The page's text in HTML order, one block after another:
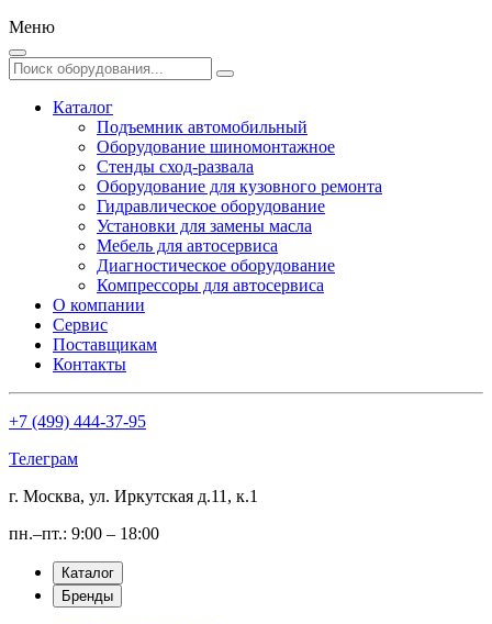
Меню
Каталог
Подъемник автомобильный
Оборудование шиномонтажное
Стенды сход-развала
Оборудование для кузовного ремонта
Гидравлическое оборудование
Установки для замены масла
Мебель для автосервиса
Диагностическое оборудование
Компрессоры для автосервиса
О компании
Сервис
Поставщикам
Контакты
+7 (499) 444-37-95
Телеграм
г. Москва, ул. Иркутская д.11, к.1
пн.–пт.: 9:00 – 18:00
Каталог
Бренды